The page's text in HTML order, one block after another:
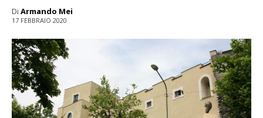
Di Armando Mei
17 FEBBRAIO 2020